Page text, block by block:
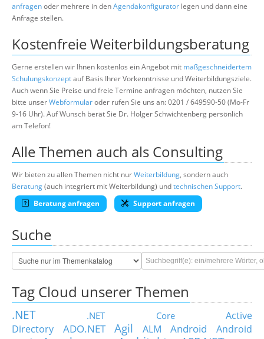
anfragenoder mehrere in denAgendakonfigurator legen und dann eine
Anfrage stellen.
Kostenfreie Weiterbildungsberatung
Gerne erstellen wir Ihnen kostenlos ein Angebot mit maßgeschneidertem
Schulungskonzeptauf Basis Ihrer Vorkenntnisse und Weiterbildungsziele.
Auch wenn Sie Preise und freie Termine anfragen möchten, nutzen Sie
bitte unserWebformularoder rufen Sie uns an: 0201 / 649590-50 (Mo-Fr
9-16 Uhr). Auf Wunsch berät Sie Dr. Holger Schwichtenberg persönlich
am Telefon!
Alle Themen auch als Consulting
Wir bieten zu allen Themen nicht nurWeiterbildung, sondern auch
Beratung(auch integriert mit Weiterbildung) undtechnischen Support.
Beratung anfragen
Support anfragen
Suche
Tag Cloud unserer Themen
.NET .NET Core
Active
Directory
ADO.NET Agil ALM Android
Android